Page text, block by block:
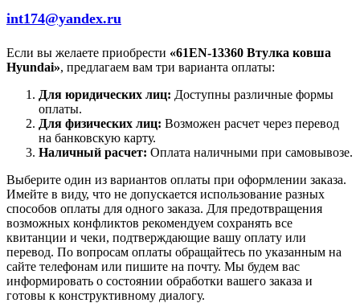
int174@yandex.ru
Если вы желаете приобрести «61EN-13360 Втулка ковша
Hyundai», предлагаем вам три варианта оплаты:
Для юридических лиц: Доступны различные формы
оплаты.
Для физических лиц: Возможен расчет через перевод
на банковскую карту.
Наличный расчет: Оплата наличными при самовывозе.
Выберите один из вариантов оплаты при оформлении заказа.
Имейте в виду, что не допускается использование разных
способов оплаты для одного заказа. Для предотвращения
возможных конфликтов рекомендуем сохранять все
квитанции и чеки, подтверждающие вашу оплату или
перевод. По вопросам оплаты обращайтесь по указанным на
сайте телефонам или пишите на почту. Мы будем вас
информировать о состоянии обработки вашего заказа и
готовы к конструктивному диалогу.